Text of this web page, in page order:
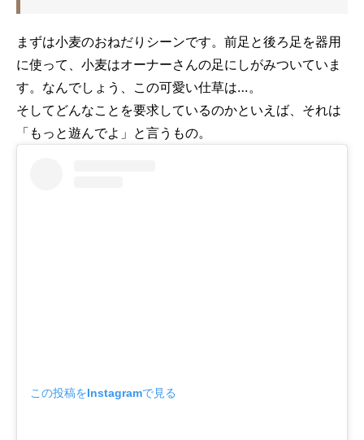
まずは小麦のおねだりシーンです。前足と後ろ足を器用
に使って、小麦はオーナーさんの足にしがみついていま
す。なんでしょう、この可愛い仕草は…。
そしてどんなことを要求しているのかといえば、それは
「もっと遊んでよ」と言うもの。
この投稿をInstagramで見る